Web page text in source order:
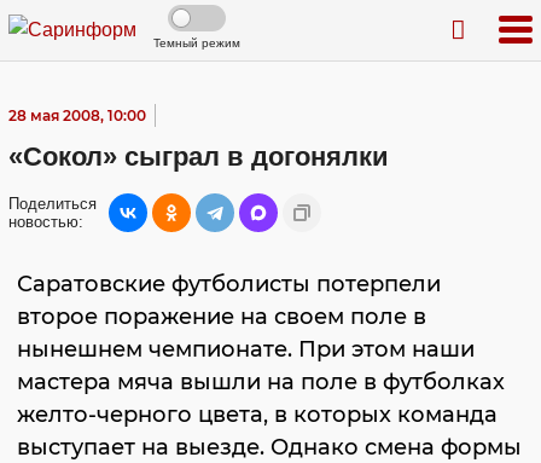
Темный режим
28 мая 2008, 10:00
«Сокол» сыграл в догонялки
Поделиться
новостью:
Саратовские футболисты потерпели
второе поражение на своем поле в
нынешнем чемпионате. При этом наши
мастера мяча вышли на поле в футболках
желто-черного цвета, в которых команда
выступает на выезде. Однако смена формы